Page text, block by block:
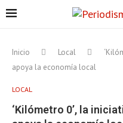
Inicio Local
apoya la economía local
LOCAL
‘Kilómetro 0’, la